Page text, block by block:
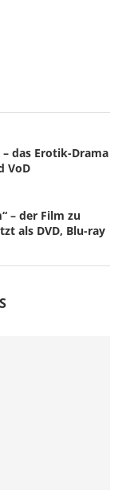
– das Erotik-Drama
VoD
– der Film zu
als DVD, Blu-ray